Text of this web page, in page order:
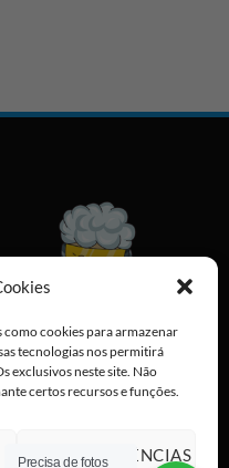
como cookies para armazenar
tecnologias nos permitirá
exclusivos neste site. Não
certos recursos e funções.
VER PREFERÊNCIAS
Precisa de fotos